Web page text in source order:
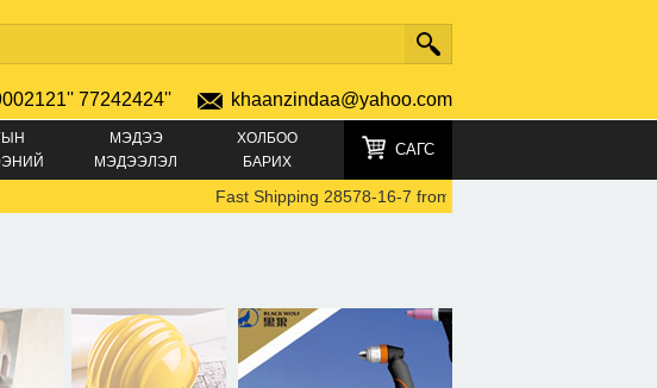
77242424'' khaanzindaa@yahoo.com
МЭДЭЭ
МЭДЭЭЛЭЛ
ХОЛБОО
БАРИХ
САГС
Fast Shipping 28578-16-7 from Local Warehouse 5449-12-7